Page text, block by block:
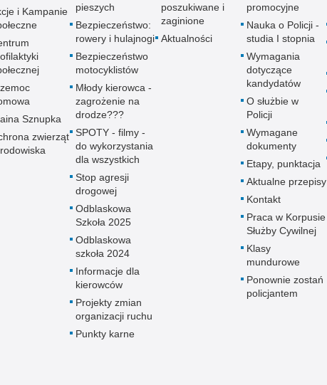
i Kampanie
Sznupka
zwierząt
pieszych
Bezpieczeństwo:
rowery i hulajnogi
Bezpieczeństwo
motocyklistów
Młody kierowca -
zagrożenie na
drodze???
SPOTY - filmy -
do wykorzystania
dla wszystkich
Stop agresji
drogowej
Odblaskowa
Szkoła 2025
Odblaskowa
szkoła 2024
Informacje dla
kierowców
Projekty zmian
organizacji ruchu
Punkty karne
poszukiwane i
zaginione
Aktualności
promocyjne
Nauka o Policji -
studia I stopnia
Wymagania
dotyczące
kandydatów
O służbie w
Policji
Wymagane
dokumenty
Etapy, punktacja
Aktualne przepisy
Kontakt
Praca w Korpusie
Służby Cywilnej
Klasy
mundurowe
Ponownie zostań
policjantem